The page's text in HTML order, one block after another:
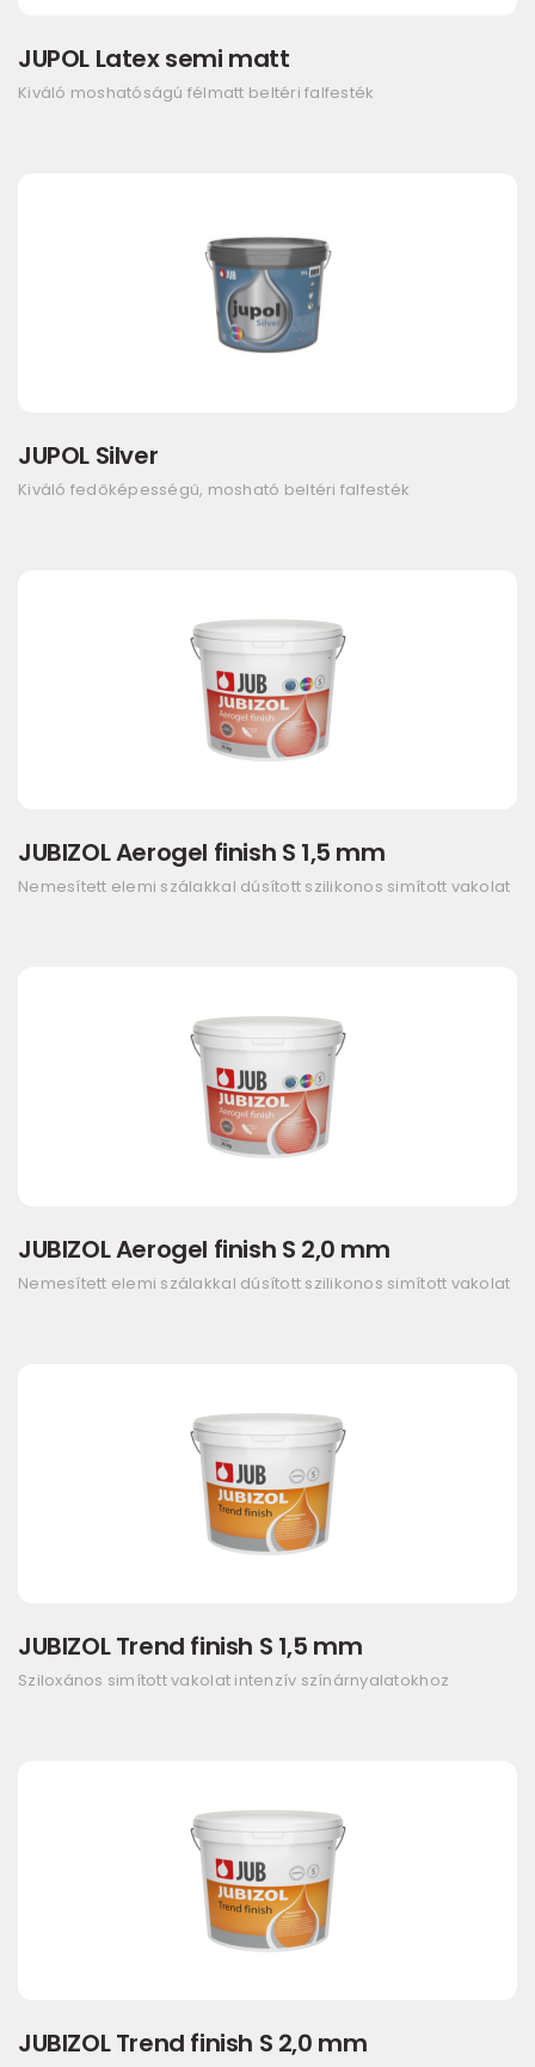
JUPOL Latex semi matt
Kiváló moshatóságú félmatt beltéri falfesték
JUPOL Silver
Kiváló fedőképességű, mosható beltéri falfesték
JUBIZOL Aerogel finish S 1,5 mm
Nemesített elemi szálakkal dúsított szilikonos simított vakolat
JUBIZOL Aerogel finish S 2,0 mm
Nemesített elemi szálakkal dúsított szilikonos simított vakolat
JUBIZOL Trend finish S 1,5 mm
Sziloxános simított vakolat intenzív színárnyalatokhoz
JUBIZOL Trend finish S 2,0 mm